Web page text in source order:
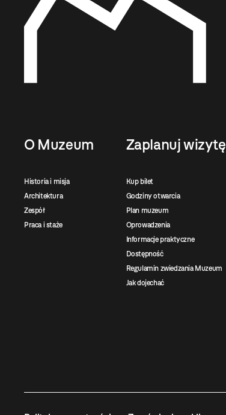
O Muzeum
Historia i misja
Architektura
Zespół
Praca i staże
Zaplanuj wizytę
Kup bilet
Godziny otwarcia
Plan muzeum
Oprowadzenia
Informacje praktyczne
Dostępność
Regulamin zwiedzania Muzeum
Jak dojechać